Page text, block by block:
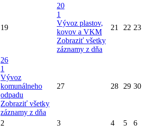
19
20
1
Vývoz plastov,
kovov a VKM
Zobraziť všetky
záznamy z dňa
21 22 23
26
1
Vývoz
komunálneho
odpadu
Zobraziť všetky
záznamy z dňa
27 28 29 30
2 3 4 5 6